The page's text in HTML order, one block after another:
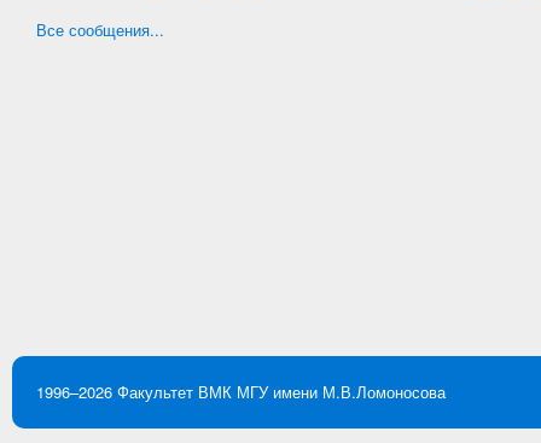
Все сообщения...
1996–2026 Факультет ВМК МГУ имени М.В.Ломоносова